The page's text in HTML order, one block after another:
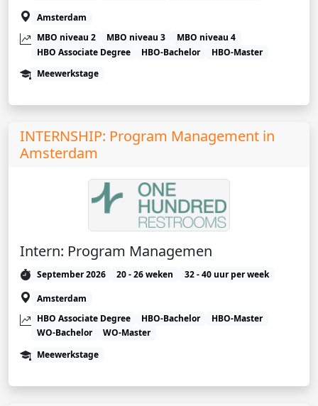
Amsterdam
MBO niveau 2
MBO niveau 3
MBO niveau 4
HBO Associate Degree
HBO-Bachelor
HBO-Master
Meewerkstage
INTERNSHIP: Program Management in
Amsterdam
Intern: Program Managemen
September 2026 20 - 26 weken
32 - 40 uur per week
Amsterdam
HBO Associate Degree
HBO-Bachelor
HBO-Master
WO-Bachelor
WO-Master
Meewerkstage